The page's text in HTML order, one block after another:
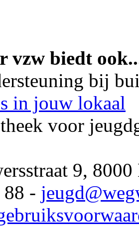
vzw biedt
bij
in jouw lokaal
voor
9,
88 - jeugd